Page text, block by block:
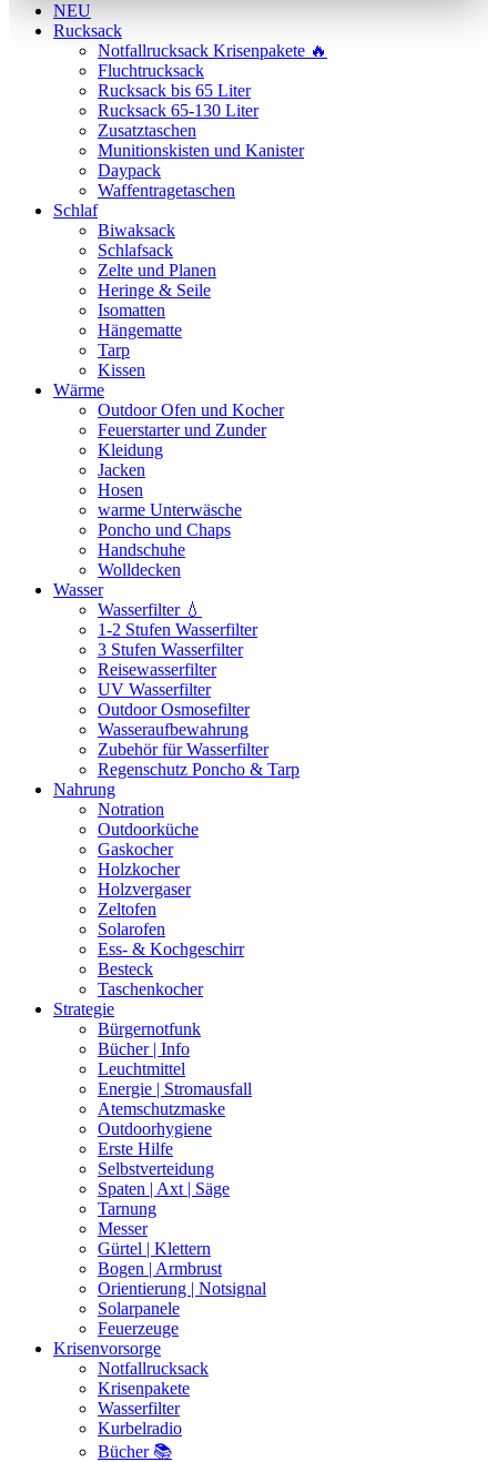
NEU
Rucksack
Notfallrucksack Krisenpakete 🔥
Fluchtrucksack
Rucksack bis 65 Liter
Rucksack 65-130 Liter
Zusatztaschen
Munitionskisten und Kanister
Daypack
Waffentragetaschen
Schlaf
Biwaksack
Schlafsack
Zelte und Planen
Heringe & Seile
Isomatten
Hängematte
Tarp
Kissen
Wärme
Outdoor Ofen und Kocher
Feuerstarter und Zunder
Kleidung
Jacken
Hosen
warme Unterwäsche
Poncho und Chaps
Handschuhe
Wolldecken
Wasser
Wasserfilter 💧
1-2 Stufen Wasserfilter
3 Stufen Wasserfilter
Reisewasserfilter
UV Wasserfilter
Outdoor Osmosefilter
Wasseraufbewahrung
Zubehör für Wasserfilter
Regenschutz Poncho & Tarp
Nahrung
Notration
Outdoorküche
Gaskocher
Holzkocher
Holzvergaser
Zeltofen
Solarofen
Ess- & Kochgeschirr
Besteck
Taschenkocher
Strategie
Bürgernotfunk
Bücher | Info
Leuchtmittel
Energie | Stromausfall
Atemschutzmaske
Outdoorhygiene
Erste Hilfe
Selbstverteidung
Spaten | Axt | Säge
Tarnung
Messer
Gürtel | Klettern
Bogen | Armbrust
Orientierung | Notsignal
Solarpanele
Feuerzeuge
Krisenvorsorge
Notfallrucksack
Krisenpakete
Wasserfilter
Kurbelradio
Bücher 📚